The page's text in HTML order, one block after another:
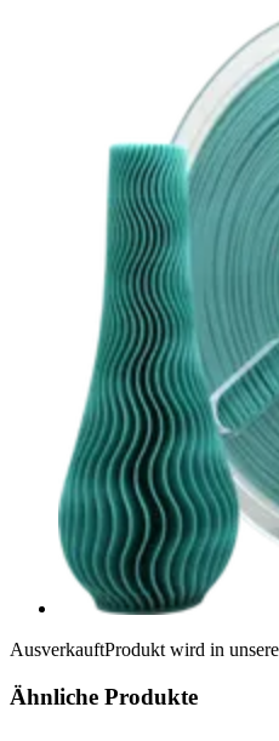
AusverkauftProdukt wird in
Ähnliche Produkte